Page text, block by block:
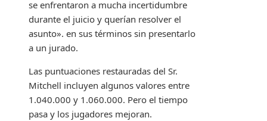
se enfrentaron a mucha incertidumbre
durante el juicio y querían resolver el
asunto». en sus términos sin presentarlo
a un jurado.
Las puntuaciones restauradas del Sr.
Mitchell incluyen algunos valores entre
1.040.000 y 1.060.000. Pero el tiempo
pasa y los jugadores mejoran.